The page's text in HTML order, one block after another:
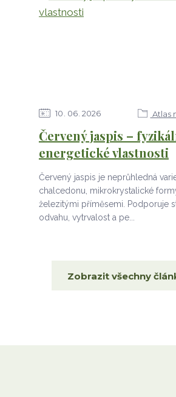
10 06 2026 Atlas
Červený jaspis –
energetické vlastnosti
Červený jaspis je neprůhledná
chalcedonu, mikrokrystalické
železitými příměsemi. Podporuje
odvahu, vytrvalost a pe...
Zobrazit všechny